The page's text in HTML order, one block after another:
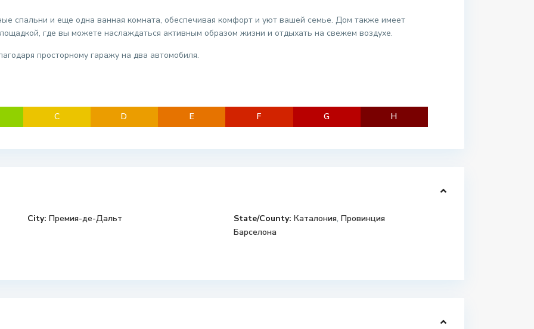
спальни и еще одна ванная комната, обеспечивая комфорт и уют вашей семье. Дом также имеет
где вы можете наслаждаться активным образом жизни и отдыхать на свежем воздухе.
просторному гаражу на два автомобиля.
C D E F G H
City: Премия-де-Дальт State/County: Каталония, Провинция
Барселона